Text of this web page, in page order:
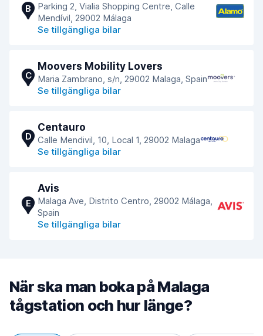
B
Parking 2, Vialia Shopping Centre, Calle
Mendívil, 29002 Málaga
Se tillgängliga bilar
C
Moovers Mobility Lovers
Maria Zambrano, s/n, 29002 Malaga, Spain
Se tillgängliga bilar
D
Centauro
Calle Mendivil, 10, Local 1, 29002 Malaga
Se tillgängliga bilar
E
Avis
Malaga Ave, Distrito Centro, 29002 Málaga,
Spain
Se tillgängliga bilar
När ska man boka på Malaga
tågstation och hur länge?